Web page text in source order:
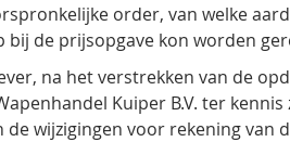
order, van welke
bij de prijsopgave kon worden
na het verstrekken van de
Kuiper B.V. ter
wijzigingen voor rekening van